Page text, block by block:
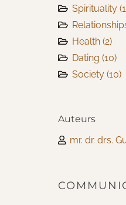
Spirituality
Health (2)
Dating (10)
Society (10)
Auteurs
mr. dr. drs.